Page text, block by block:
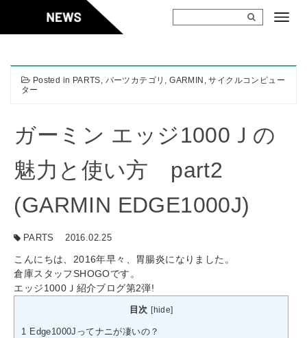
content
Posted in PARTS, パーツカテゴリ ,GARMIN ,サイクルコンピュー
ター
ガーミン エッジ1000Ｊの
魅力と使い方 part2
(GARMIN EDGE1000J)
PARTS 2016.02.25
こんにちは、2016年早々、胃腸炎になりました。
倉庫スタッフSHOGOです。
エッジ1000Ｊ紹介ブログ第2弾!
目次 [hide]
1 Edge1000Jってナニが凄いの？